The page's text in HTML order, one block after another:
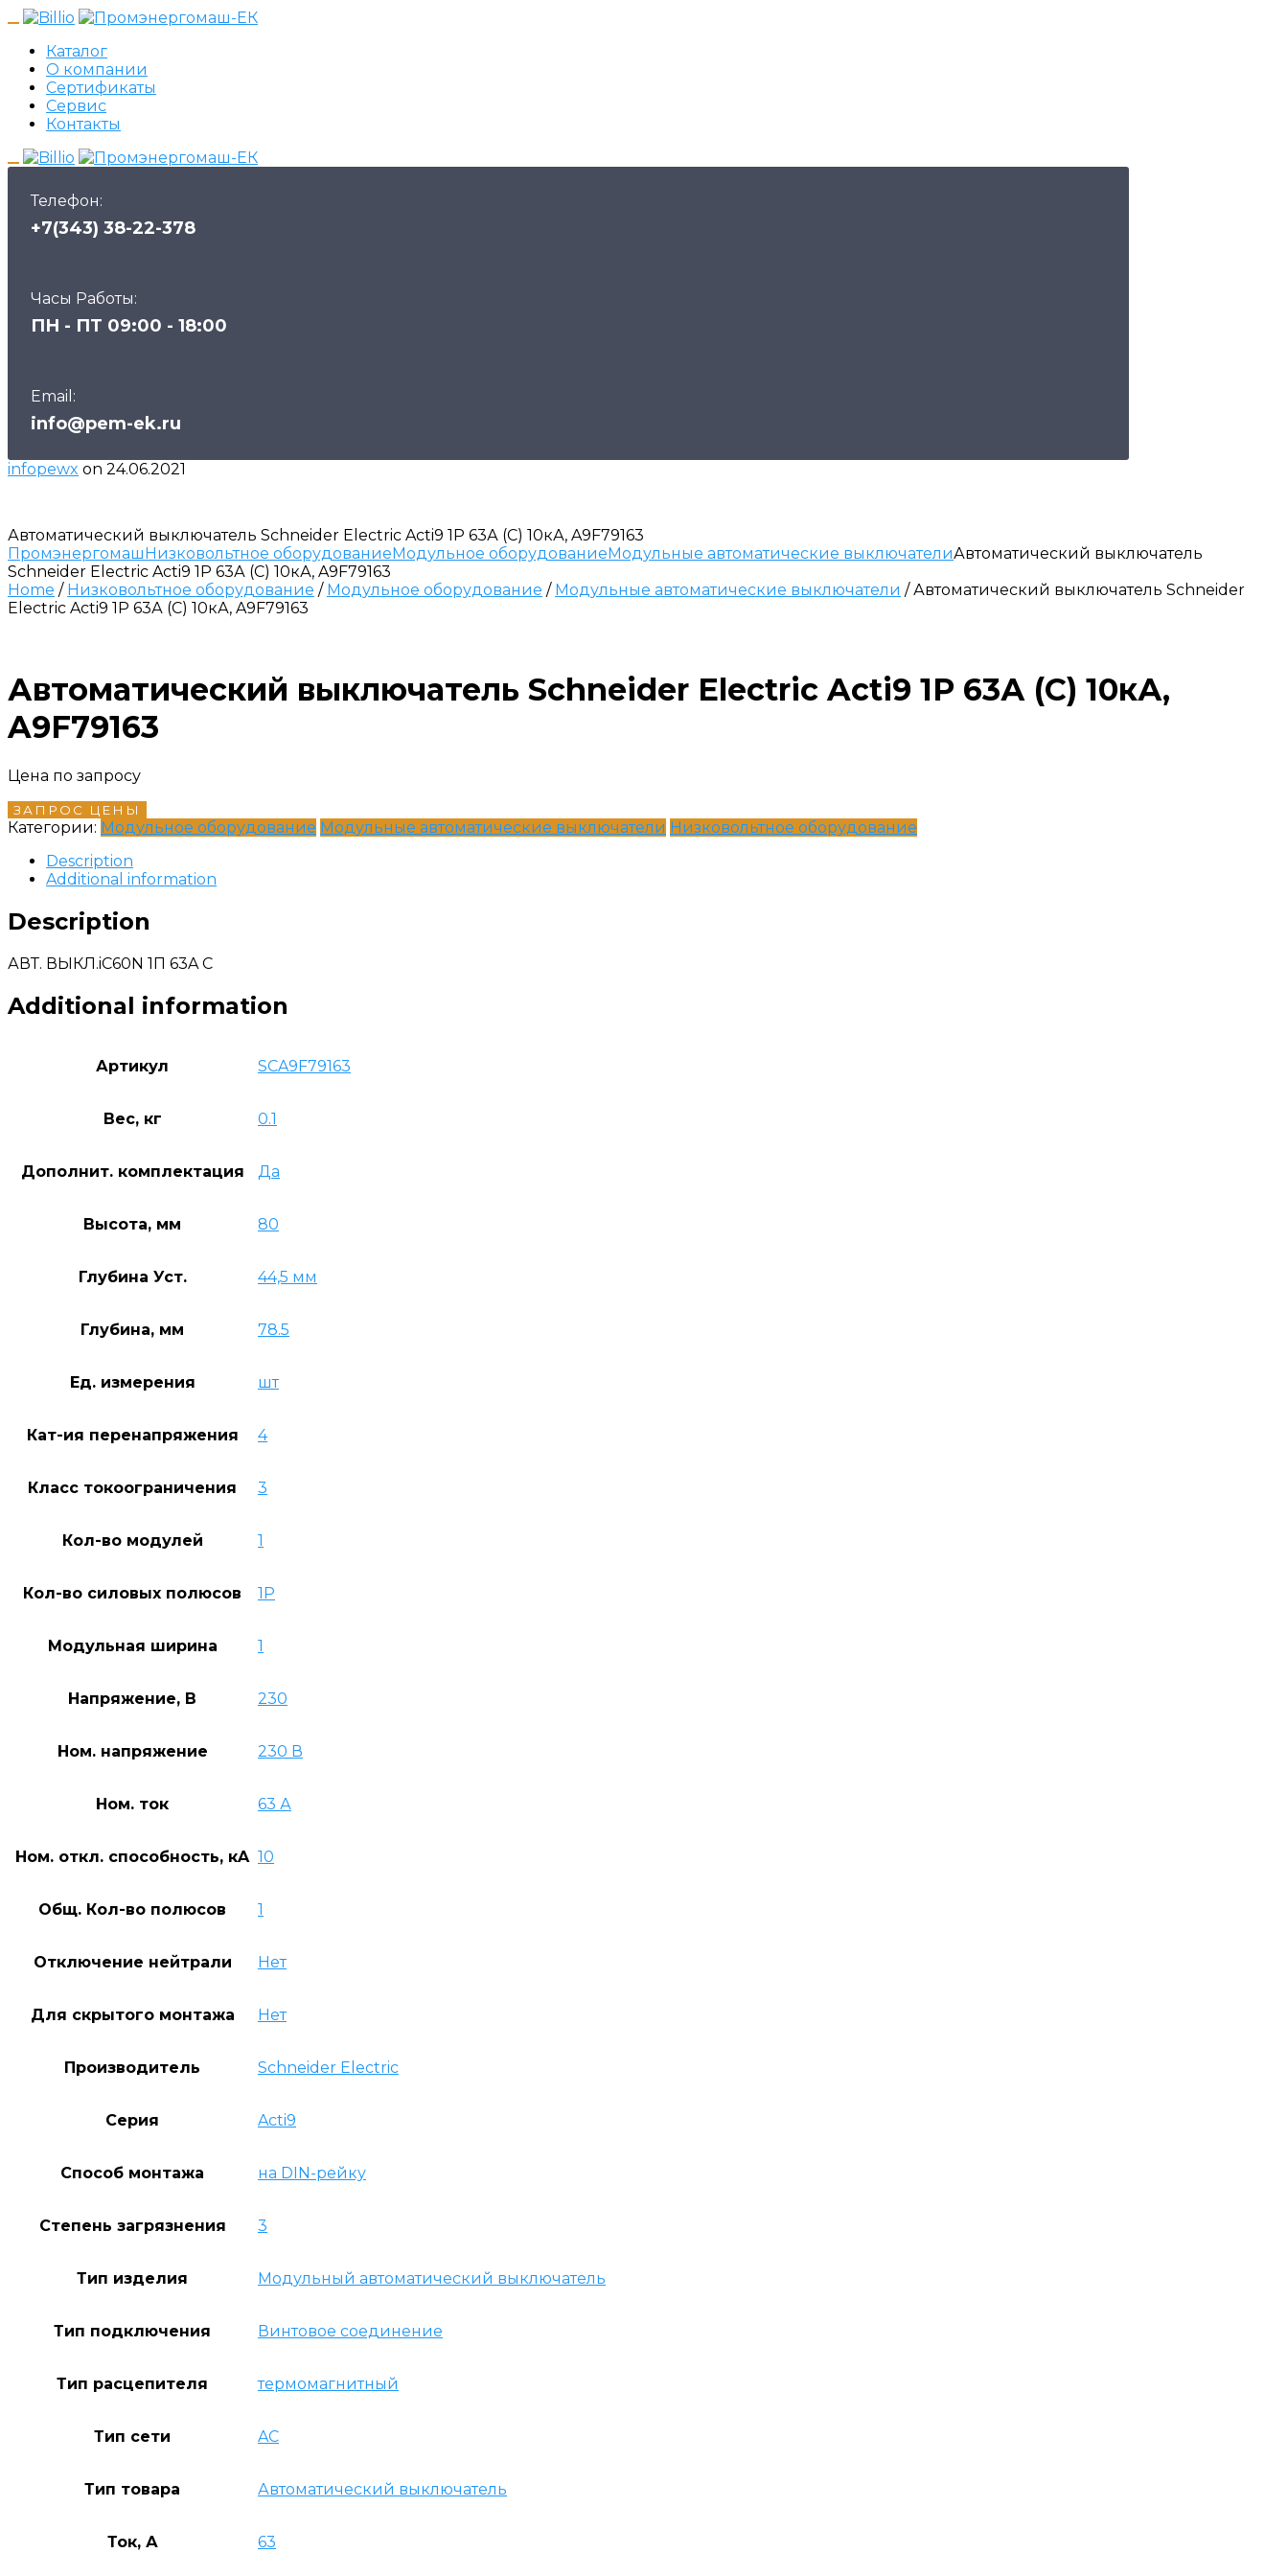
Каталог
О компании
Сертификаты
Сервис
Контакты
Телефон:
+7(343) 38-22-378
Часы Работы:
ПН - ПТ 09:00 - 18:00
Email:
info@pem-ek.ru
infopewx on 24.06.2021
Автоматический выключатель Schneider Electric Acti9 1P 63А (C) 10кА, A9F79163
ПромэнергомашНизковольтное оборудованиеМодульное оборудованиеМодульные автоматические выключателиАвтоматический выключатель
Schneider Electric Acti9 1P 63А (C) 10кА, A9F79163
Home / Низковольтное оборудование / Модульное оборудование / Модульные автоматические выключатели / Автоматический выключатель Schneider
Electric Acti9 1P 63А (C) 10кА, A9F79163
Автоматический выключатель Schneider Electric Acti9 1P 63А (C) 10кА,
A9F79163
Цена по запросу
ЗАПРОС ЦЕНЫ
Категории: Модульное оборудование Модульные автоматические выключатели Низковольтное оборудование
Description
Additional information
Description
АВТ. ВЫКЛ.iC60N 1П 63A C
Additional information
Артикул SCA9F79163
Вес, кг 0.1
Дополнит. комплектация Да
Высота, мм 80
Глубина Уст. 44,5 мм
Глубина, мм 78.5
Ед. измерения шт
Кат-ия перенапряжения 4
Класс токоограничения 3
Кол-во модулей 1
Кол-во силовых полюсов 1P
Модульная ширина 1
Напряжение, В 230
Ном. напряжение 230 В
Ном. ток 63 А
Ном. откл. способность, кA 10
Общ. Кол-во полюсов 1
Отключение нейтрали Нет
Для скрытого монтажа Нет
Производитель Schneider Electric
Серия Acti9
Способ монтажа на DIN-рейку
Степень загрязнения 3
Тип изделия Модульный автоматический выключатель
Тип подключения Винтовое соединение
Тип расцепителя термомагнитный
Тип сети AC
Тип товара Автоматический выключатель
Ток, А 63